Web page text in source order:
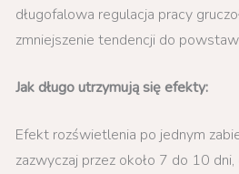
długofalowa regulacja pracy
zmniejszenie tendencji do
Jak długo utrzymują się efekty:
Efekt rozświetlenia po jednym
zazwyczaj przez około 7 do 10